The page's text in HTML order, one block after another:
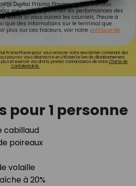
Digital Prisma Players analyse le taux
mesurer et optimiser les performances des
savoir si vous ouvrez les courriels, l'heure à
que des informations sur le terminal que
plus sur ces traceurs, voir notre politique de
Prisma Playerspour vous envoyer votre newsletter contenant des
pourrez vous désinscrire en utilisant le lien de désabonnement
et exercer vos droits, prenez connaissance de notreCharte de
Confidentialité.
pour 1 personne
cabillaud⁣
poireaux⁣
volaille⁣
à 20%⁣